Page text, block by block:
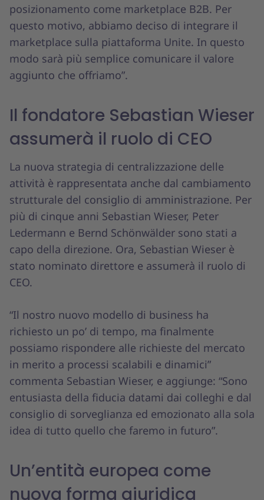
posizionamento come marketplace B2B. Per
questo motivo, abbiamo deciso di integrare il
marketplace sulla piattaforma Unite. In questo
modo sarà più semplice comunicare il valore
aggiunto che offriamo”.
Il fondatore Sebastian Wieser
assumerà il ruolo di CEO
La nuova strategia di centralizzazione delle
attività è rappresentata anche dal cambiamento
strutturale del consiglio di amministrazione. Per
più di cinque anni Sebastian Wieser, Peter
Ledermann e Bernd Schönwälder sono stati a
capo della direzione. Ora, Sebastian Wieser è
stato nominato direttore e assumerà il ruolo di
CEO.
“Il nostro nuovo modello di business ha
richiesto un po’ di tempo, ma finalmente
possiamo rispondere alle richieste del mercato
in merito a processi scalabili e dinamici”
commenta Sebastian Wieser, e aggiunge: “Sono
entusiasta della fiducia datami dai colleghi e dal
consiglio di sorveglianza ed emozionato alla sola
idea di tutto quello che faremo in futuro”.
Un’entità europea come
nuova forma giuridica